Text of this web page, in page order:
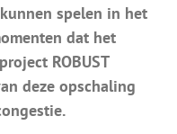
kunnen spelen in het
dat het
ROBUST
deze opschaling